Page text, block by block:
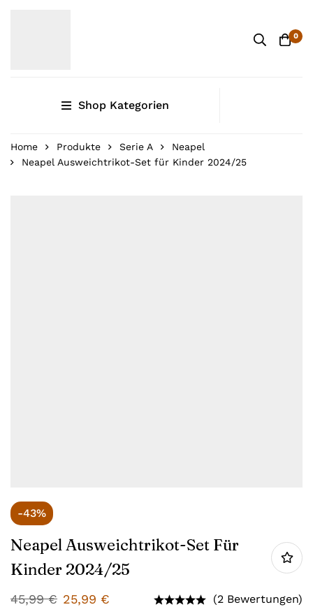
0
Shop Kategorien
Home Produkte Serie A
Neapel
Neapel Ausweichtrikot-Set für Kinder 2024/25
-43%
Neapel Ausweichtrikot-Set Für
Kinder 2024/25
45,99€ 25,99 € (2 Bewertungen)